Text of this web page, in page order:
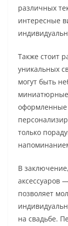
различных
интересные
Также стоит
уникальных
могут быть
оформленные
только
В
аксессуаров
позволяет
на свадьбе.